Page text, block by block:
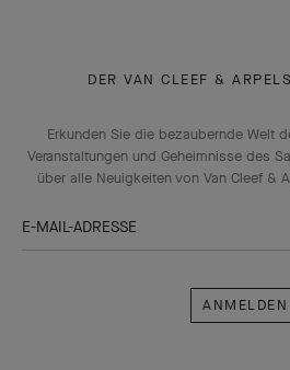
DER VAN CLEEF &
Erkunden Sie die bezaubernde Welt
Veranstaltungen und Geheimnisse des
über alle Neuigkeiten von Van Cleef &
E-MAIL-ADRESSE